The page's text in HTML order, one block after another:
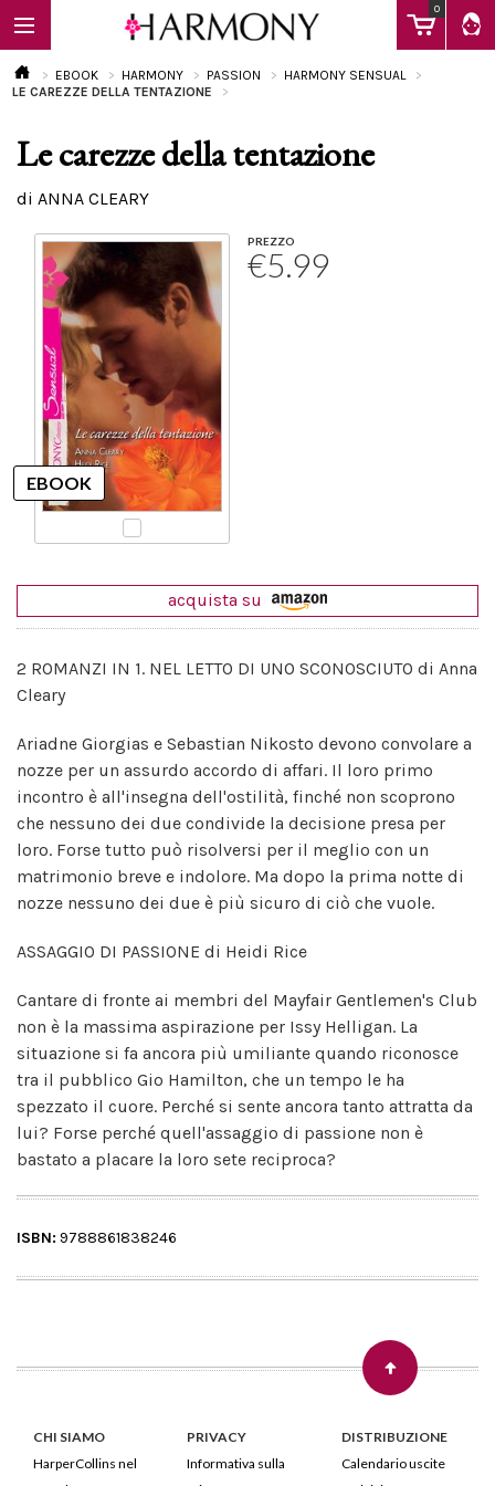
0
EBOOK
Calendario
EBOOK HARMONY PASSION
HARMONY SENSUAL
LE CAREZZE DELLA TENTAZIONE
Le carezze della tentazione
di ANNA CLEARY
PREZZO
€5.99
acquista su
2 ROMANZI IN 1. NEL LETTO DI UNO SCONOSCIUTO di Anna
Cleary
Ariadne Giorgias e Sebastian Nikosto devono convolare a
nozze per un assurdo accordo di affari. Il loro primo
incontro è all'insegna dell'ostilità, finché non scoprono
che nessuno dei due condivide la decisione presa per
loro. Forse tutto può risolversi per il meglio con un
matrimonio breve e indolore. Ma dopo la prima notte di
nozze nessuno dei due è più sicuro di ciò che vuole.
ASSAGGIO DI PASSIONE di Heidi Rice
Cantare di fronte ai membri del Mayfair Gentlemen's Club
non è la massima aspirazione per Issy Helligan. La
situazione si fa ancora più umiliante quando riconosce
tra il pubblico Gio Hamilton, che un tempo le ha
spezzato il cuore. Perché si sente ancora tanto attratta da
lui? Forse perché quell'assaggio di passione non è
bastato a placare la loro sete reciproca?
ISBN: 9788861838246
CHI SIAMO
HarperCollins nel
PRIVACY
Informativa sulla
DISTRIBUZIONE
Calendario uscite